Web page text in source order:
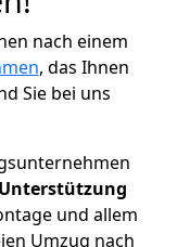
nach einem
, das Ihnen
Sie bei uns
und allem
Umzug nach